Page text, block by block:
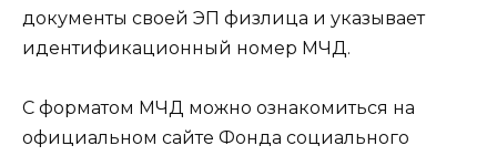
документы своей ЭП физлица и указывает
идентификационный номер МЧД.
С форматом МЧД можно ознакомиться на
официальном сайте Фонда социального